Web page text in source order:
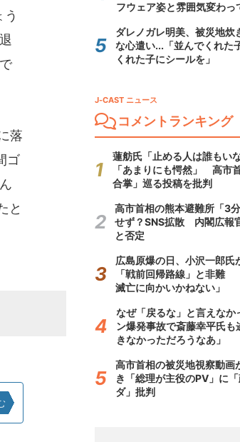
落
ゴ
と
フウェア姿と雰囲気変わっ
ダレノガレ明美、被災地炊
な心遣い...「並んでくれた
くれた子にシールを」
J-CAST ニュース
コメントランキング
蓮舫氏「止める人は誰もい
「あまりにも愕然」 高市
合掌」巡る投稿を批判
高市首相の熊本避難所「3
せず？SNS拡散 内閣広報
と否定
広島原爆の日、小沢一郎氏
「戦前回帰路線」と非難
滅亡に向かいかねない」
なぜ「戻るな」と言えな
ン爆発事故で斎藤幸平氏も
きなかっただろうなあ」
高市首相の被災地視察動
き「総理が主役のPV」に
ダ」批判